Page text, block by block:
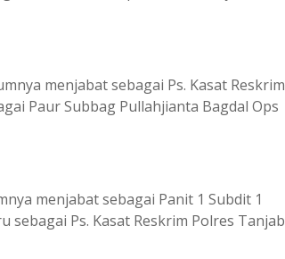
menjabat sebagai Ps. Kasat Reskrim
Paur Subbag Pullahjianta Bagdal Ops
menjabat sebagai Panit 1 Subdit 1
sebagai Ps. Kasat Reskrim Polres Tanjab